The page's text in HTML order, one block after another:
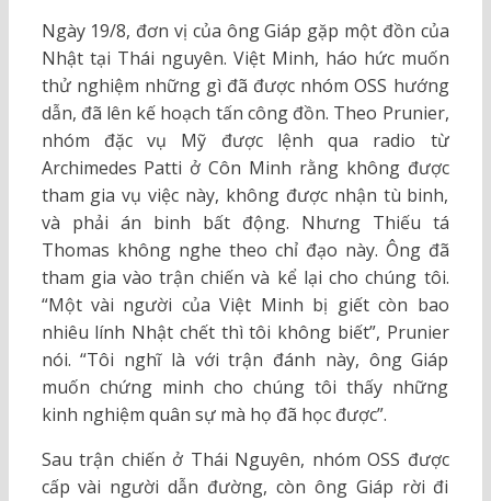
Ngày 19/8, đơn vị của ông Giáp gặp một đồn của
Nhật tại Thái nguyên. Việt Minh, háo hức muốn
thử nghiệm những gì đã được nhóm OSS hướng
dẫn, đã lên kế hoạch tấn công đồn. Theo Prunier,
nhóm đặc vụ Mỹ được lệnh qua radio từ
Archimedes Patti ở Côn Minh rằng không được
tham gia vụ việc này, không được nhận tù binh,
và phải án binh bất động. Nhưng Thiếu tá
Thomas không nghe theo chỉ đạo này. Ông đã
tham gia vào trận chiến và kể lại cho chúng tôi.
“Một vài người của Việt Minh bị giết còn bao
nhiêu lính Nhật chết thì tôi không biết”, Prunier
nói. “Tôi nghĩ là với trận đánh này, ông Giáp
muốn chứng minh cho chúng tôi thấy những
kinh nghiệm quân sự mà họ đã học được”.
Sau trận chiến ở Thái Nguyên, nhóm OSS được
cấp vài người dẫn đường, còn ông Giáp rời đi